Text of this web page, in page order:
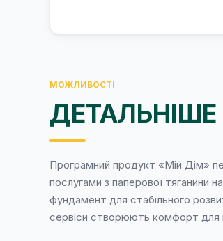
МОЖЛИВОСТІ
Програмний продукт «Мій Дім»
послугами з паперової тяганини
фундамент для стабільного
сервіси створюють комфорт для